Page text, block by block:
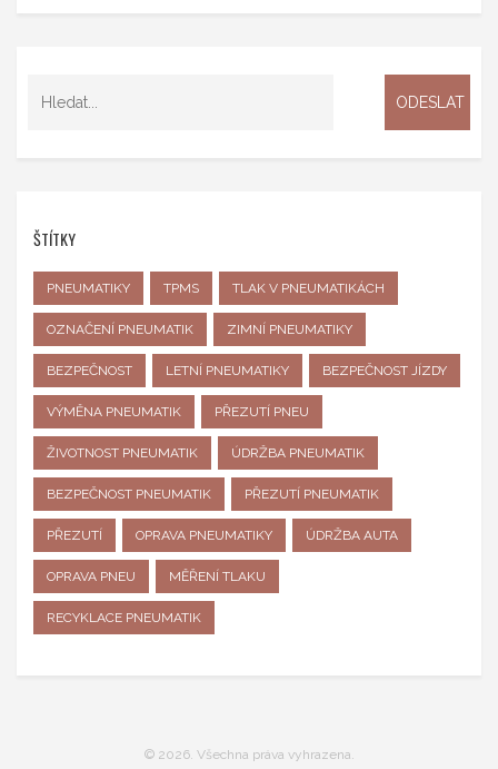
ŠTÍTKY
PNEUMATIKY TPMS TLAK V PNEUMATIKÁCH
OZNAČENÍ PNEUMATIK ZIMNÍ PNEUMATIKY
BEZPEČNOST LETNÍ PNEUMATIKY BEZPEČNOST JÍZDY
VÝMĚNA PNEUMATIK PŘEZUTÍ PNEU
ŽIVOTNOST PNEUMATIK ÚDRŽBA PNEUMATIK
BEZPEČNOST PNEUMATIK PŘEZUTÍ PNEUMATIK
PŘEZUTÍ OPRAVA PNEUMATIKY ÚDRŽBA AUTA
OPRAVA PNEU MĚŘENÍ TLAKU
RECYKLACE PNEUMATIK
© 2026. Všechna práva vyhrazena.